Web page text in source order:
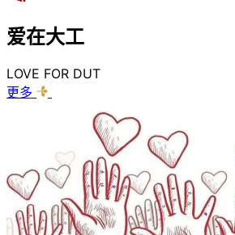
爱在大工
LOVE FOR DUT
更多